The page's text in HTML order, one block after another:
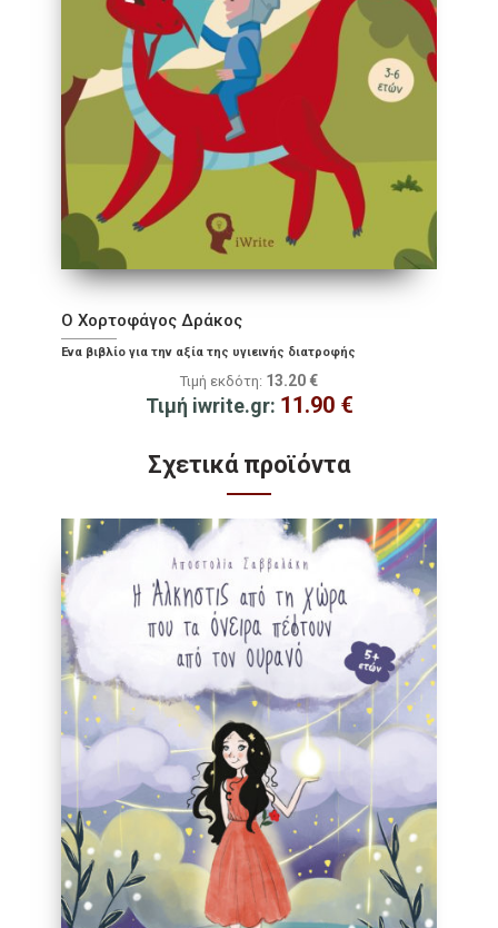
Ο Χορτοφάγος Δράκος
Ένα βιβλίο για την αξία της υγιεινής διατροφής
Τιμή εκδότη: 13.20 €
Τιμή iwrite.gr: 11.90 €
Σχετικά προϊόντα